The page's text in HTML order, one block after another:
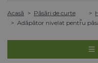
Acasă Păsări de curte
Adăpător nivelat pentru